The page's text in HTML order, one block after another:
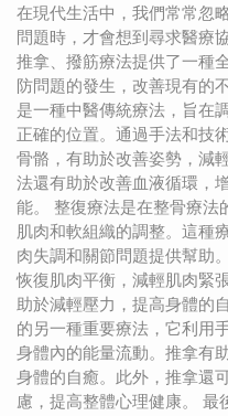
在現代生活中，我們常常忽
問題時，才會想到尋求醫療
推拿、撥筋療法提供了一種
防問題的發生，改善現有的
是一種中醫傳統療法，旨在
正確的位置。通過手法和技
骨骼，有助於改善姿勢，減
法還有助於改善血液循環，
能。 整復療法是在整骨療法
肌肉和軟組織的調整。這種
肉失調和關節問題提供幫助
恢復肌肉平衡，減輕肌肉緊
助於減輕壓力，提高身體的
的另一種重要療法，它利用
身體內的能量流動。推拿有
身體的自癒。此外，推拿還
慮，提高整體心理健康。